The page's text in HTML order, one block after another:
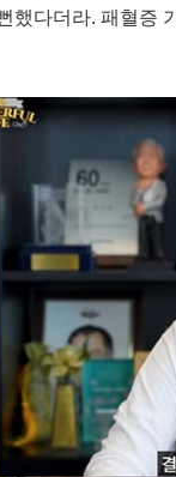
했다더라. 패혈증